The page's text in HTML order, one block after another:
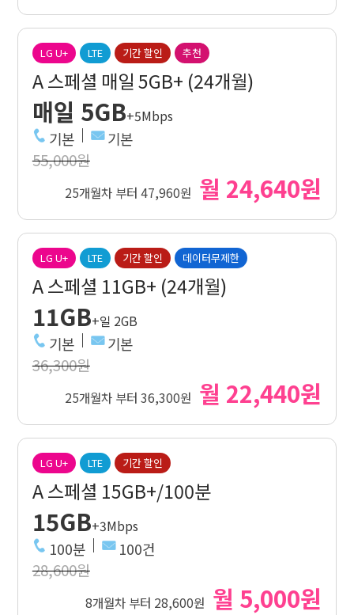
LG U+ LTE 기간 할인 추천
A 스페셜 매일 5GB+ (24개월)
매일 5GB+5Mbps
기본 기본
55,000원
25개월차 부터 47,960원 월 24,640원
LG U+ LTE 기간 할인 데이터무제한
A 스페셜 11GB+ (24개월)
11GB+일 2GB
기본 기본
36,300원
25개월차 부터 36,300원 월 22,440원
LG U+ LTE 기간 할인
A 스페셜 15GB+/100분
15GB+3Mbps
100분 100건
28,600원
8개월차 부터 28,600원 월 5,000원